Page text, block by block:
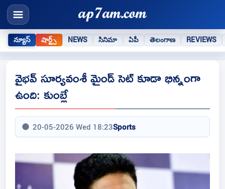
న్యూస్ షార్ట్స్ NEWS సినిమా ఏపీ తెలంగాణ REVIEWS
వైభవ్ సూర్యవంశీ మైండ్ సెట్ కూడా భిన్నంగా
ఉంది: కుంబ్లే
20-05-2026 Wed 18:23Sports